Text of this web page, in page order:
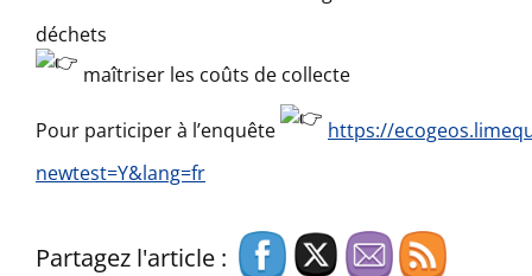
déchets
maîtriser les coûts de collecte
Pour participer à l’enquête
https://
newtest=Y&lang=fr
Partagez l'article :